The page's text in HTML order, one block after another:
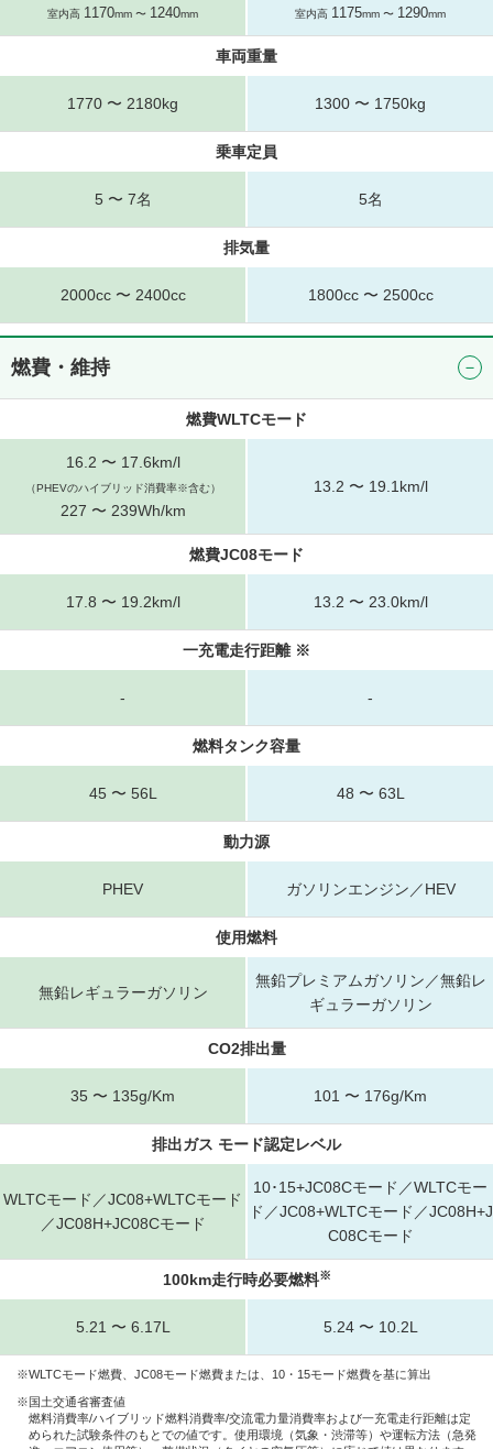
室内高 1170mm 〜 1240mm
室内高 1175mm 〜 1290mm
車両重量
1770 〜 2180kg 1300 〜 1750kg
乗車定員
5 〜 7名 5名
排気量
2000cc 〜 2400cc 1800cc 〜 2500cc
燃費・維持
燃費WLTCモード
16.2 〜 17.6km/l
（PHEVのハイブリッド消費率※含む）
227 〜 239Wh/km
13.2 〜 19.1km/l
燃費JC08モード
17.8 〜 19.2km/l 13.2 〜 23.0km/l
一充電走行距離 ※
- -
燃料タンク容量
45 〜 56L 48 〜 63L
動力源
PHEV ガソリンエンジン／HEV
使用燃料
無鉛レギュラーガソリン
無鉛プレミアムガソリン／無鉛レ
ギュラーガソリン
CO2排出量
35 〜 135g/Km 101 〜 176g/Km
排出ガス モード認定レベル
WLTCモード／JC08+WLTCモード
／JC08H+JC08Cモード
10･15+JC08Cモード／WLTCモー
ド／JC08+WLTCモード／JC08H+J
C08Cモード
100km走行時必要燃料※
5.21 〜 6.17L 5.24 〜 10.2L
WLTCモード燃費、JC08モード燃費または、10・15モード燃費を基に算出
国土交通省審査値
燃料消費率/ハイブリッド燃料消費率/交流電力量消費率および一充電走行距離は定
められた試験条件のもとでの値です。使用環境（気象・渋滞等）や運転方法（急発